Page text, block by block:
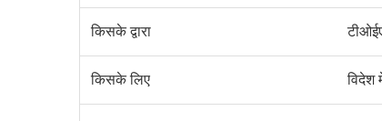
किसके द्वारा
किसके लिए विदेश